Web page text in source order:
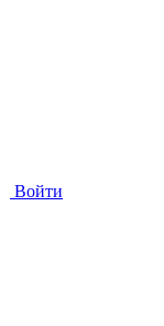
Войти